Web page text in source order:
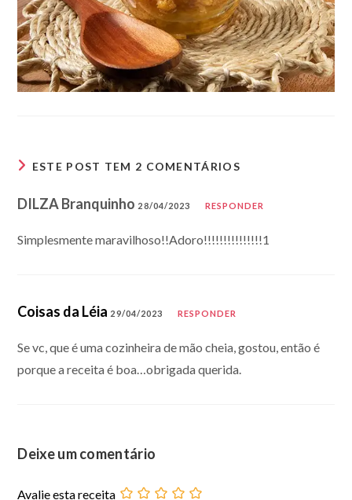
ESTE POST TEM 2 COMENTÁRIOS
DILZA Branquinho 28/04/2023 RESPONDER
Simplesmente maravilhoso!!Adoro!!!!!!!!!!!!!!!1
Coisas da Léia 29/04/2023 RESPONDER
Se vc, que é uma cozinheira de mão cheia, gostou, então é
porque a receita é boa…obrigada querida.
Deixe um comentário
Avalie esta receita